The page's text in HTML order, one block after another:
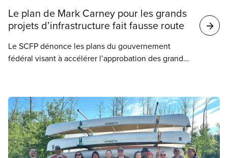
Le plan de Mark Carney pour les grands
projets d’infrastructure fait fausse route
Le SCFP dénonce les plans du gouvernement
fédéral visant à accélérer l’approbation des grands
sollicite des commentaires sur son Bureau des
grands projets. Le SCFP a présenté un mémoire qui
met l’accent sur les dangers de prendre des
raccourcis pour approuver les projets plus
rapidement.